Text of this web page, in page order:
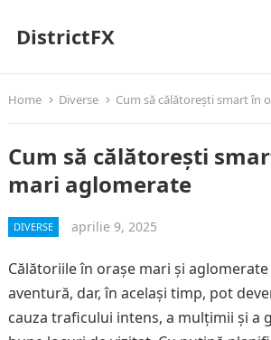
DistrictFX
Home Diverse Cum să călătorești smart în
Cum să călătorești
mari aglomerate
DIVERSE aprilie 9, 2025
Călătoriile în orașe mari și
aventură, dar, în același timp, pot
cauza traficului intens, a mulțimii și a